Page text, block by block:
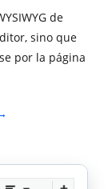
de
sino que
por la página